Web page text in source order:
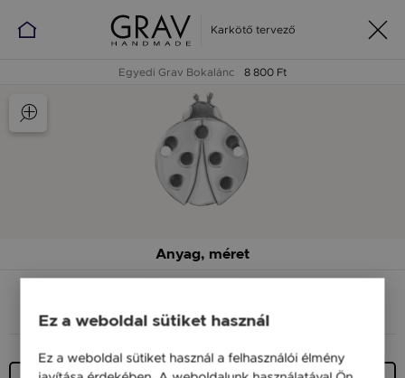
Karkötő tervező
Egyedi Grav Bokalánc 8 800 Ft
Anyag, méret
ANYAG (SZÍN) MÉRET
Ez a weboldal sütiket használ
Ez a weboldal sütiket használ a felhasználói élmény